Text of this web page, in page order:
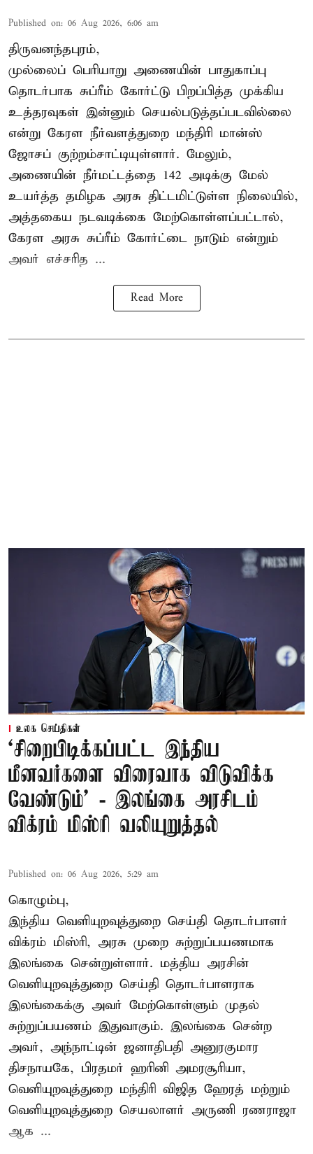
Published on: 06 Aug 2026, 6:06 am
திருவனந்தபுரம்,
முல்லைப் பெரியாறு அணையின் பாதுகாப்பு
தொடர்பாக சுப்ரீம் கோர்ட்டு பிறப்பித்த முக்கிய
உத்தரவுகள் இன்னும் செயல்படுத்தப்படவில்லை
என்று கேரள நீர்வளத்துறை மந்திரி மான்ஸ்
ஜோசப் குற்றம்சாட்டியுள்ளார். மேலும்,
அணையின் நீர்மட்டத்தை 142 அடிக்கு மேல்
உயர்த்த தமிழக அரசு திட்டமிட்டுள்ள நிலையில்,
அத்தகைய நடவடிக்கை மேற்கொள்ளப்பட்டால்,
கேரள அரசு சுப்ரீம் கோர்ட்டை நாடும் என்றும்
அவர் எச்சரித ...
Read More
உலக செய்திகள்
‘சிறைபிடிக்கப்பட்ட இந்திய
மீனவர்களை விரைவாக விடுவிக்க
வேண்டும்' - இலங்கை அரசிடம்
விக்ரம் மிஸ்ரி வலியுறுத்தல்
Published on: 06 Aug 2026, 5:29 am
கொழும்பு,
இந்திய வெளியுறவுத்துறை செய்தி தொடர்பாளர்
விக்ரம் மிஸ்ரி, அரசு முறை சுற்றுப்பயணமாக
இலங்கை சென்றுள்ளார். மத்திய அரசின்
வெளியுறவுத்துறை செய்தி தொடர்பாளராக
இலங்கைக்கு அவர் மேற்கொள்ளும் முதல்
சுற்றுப்பயணம் இதுவாகும். இலங்கை சென்ற
அவர், அந்நாட்டின் ஜனாதிபதி அனுரகுமார
திசநாயகே, பிரதமர் ஹரினி அமரசூரியா,
வெளியுறவுத்துறை மந்திரி விஜித ஹேரத் மற்றும்
வெளியுறவுத்துறை செயலாளர் அருணி ரணராஜா
ஆக ...